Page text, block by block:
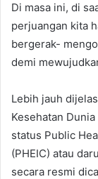
Di masa ini, di
perjuangan kita
bergerak-
demi
Lebih jauh
Kesehatan
status Public
(PHEIC) atau
secara resmi